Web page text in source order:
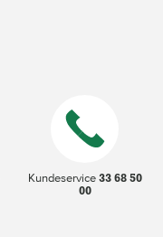
Kundeservice33 68 50
00